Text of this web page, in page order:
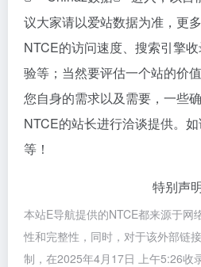
议大家请以爱站数据为准，更
NTCE的访问速度、搜索引擎
验等；当然要评估一个站的价
您自身的需求以及需要，一些
NTCE的站长进行洽谈提供。
等！
特别声
本站E导航提供的NTCE都来源于网
性和完整性，同时，对于该外部链
制，在2025年4月17日 上午5:26收